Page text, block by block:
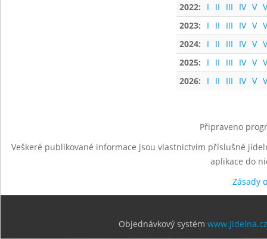
2022:
I II III IV V
2023:
I II III IV V
2024:
I II III IV V
2025:
I II III IV V
2026:
I II III IV V
Připraveno
Veškeré publikované informace jsou vlastnictvím příslušné
aplikace do
Zásady
Objednávkový systém www.jidelna.cz